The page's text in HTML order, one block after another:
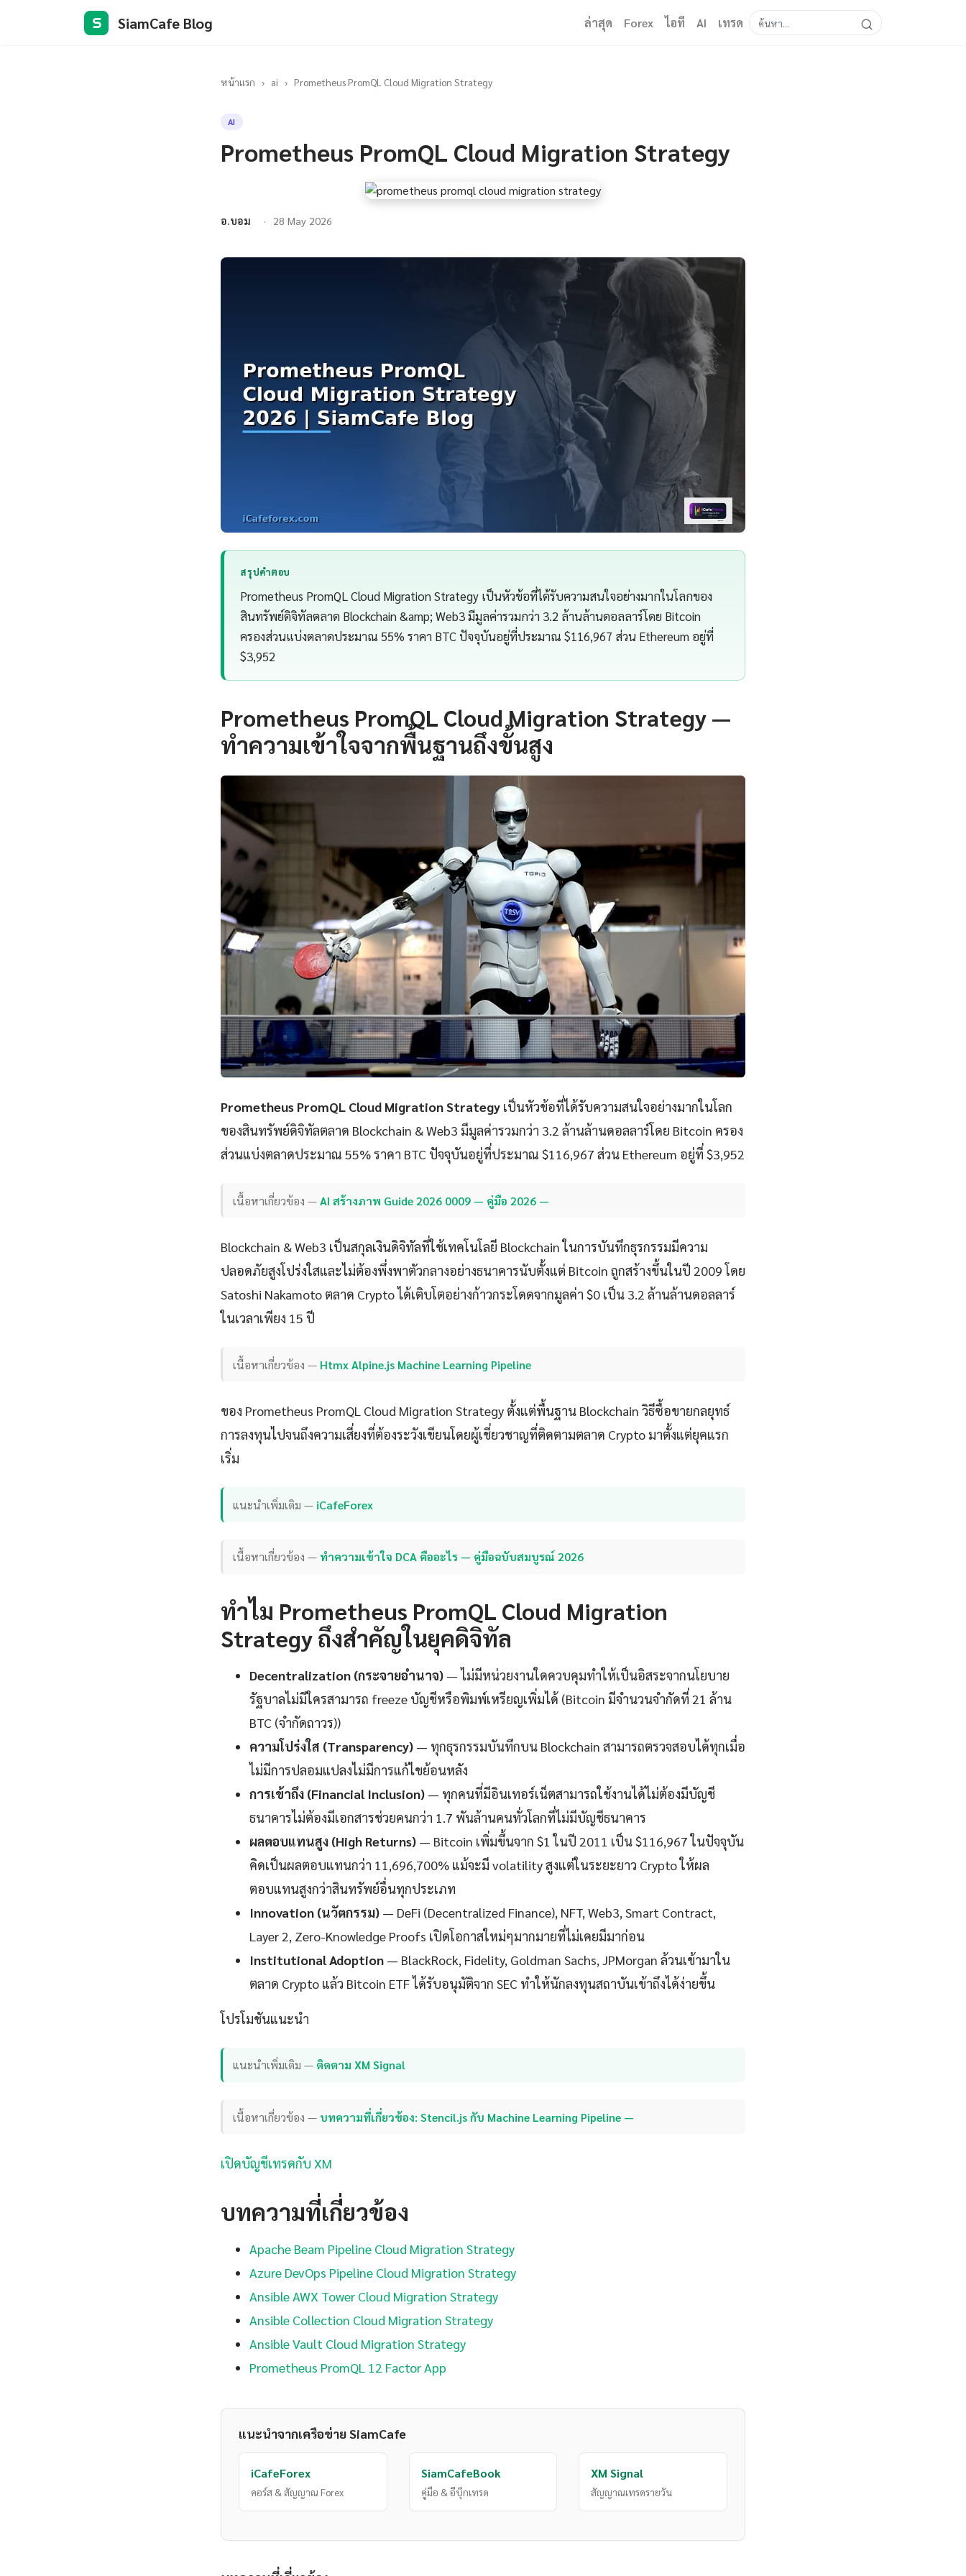
S SiamCafe Blog ล่าสุด Forex ไอที AI เทรด
หน้าแรก › ai › Prometheus PromQL Cloud Migration Strategy
AI
Prometheus PromQL Cloud Migration Strategy
อ.บอม 28 May 2026
สรุปคำตอบ
Prometheus PromQL Cloud Migration Strategy เป็นหัวข้อที่ได้รับความสนใจอย่างมากในโลกของ
สินทรัพย์ดิจิทัลตลาด Blockchain &amp; Web3 มีมูลค่ารวมกว่า 3.2 ล้านล้านดอลลาร์โดย Bitcoin
ครองส่วนแบ่งตลาดประมาณ 55% ราคา BTC ปัจจุบันอยู่ที่ประมาณ $116,967 ส่วน Ethereum อยู่ที่
$3,952
Prometheus PromQL Cloud Migration Strategy —
ทำความเข้าใจจากพื้นฐานถึงขั้นสูง
Prometheus PromQL Cloud Migration Strategy เป็นหัวข้อที่ได้รับความสนใจอย่างมากในโลก
ของสินทรัพย์ดิจิทัลตลาด Blockchain & Web3 มีมูลค่ารวมกว่า 3.2 ล้านล้านดอลลาร์โดย Bitcoin ครอง
ส่วนแบ่งตลาดประมาณ 55% ราคา BTC ปัจจุบันอยู่ที่ประมาณ $116,967 ส่วน Ethereum อยู่ที่ $3,952
เนื้อหาเกี่ยวข้อง —AI สร้างภาพ Guide 2026 0009 — คู่มือ 2026 —
Blockchain & Web3 เป็นสกุลเงินดิจิทัลที่ใช้เทคโนโลยี Blockchain ในการบันทึกธุรกรรมมีความ
ปลอดภัยสูงโปร่งใสและไม่ต้องพึ่งพาตัวกลางอย่างธนาคารนับตั้งแต่ Bitcoin ถูกสร้างขึ้นในปี 2009 โดย
Satoshi Nakamoto ตลาด Crypto ได้เติบโตอย่างก้าวกระโดดจากมูลค่า $0 เป็น 3.2 ล้านล้านดอลลาร์
ในเวลาเพียง 15 ปี
เนื้อหาเกี่ยวข้อง — Htmx Alpine.js Machine Learning Pipeline
ของ Prometheus PromQL Cloud Migration Strategy ตั้งแต่พื้นฐาน Blockchain วิธีซื้อขายกลยุทธ์
การลงทุนไปจนถึงความเสี่ยงที่ต้องระวังเขียนโดยผู้เชี่ยวชาญที่ติดตามตลาด Crypto มาตั้งแต่ยุคแรก
เริ่ม
แนะนำเพิ่มเติม — iCafeForex
เนื้อหาเกี่ยวข้อง — ทำความเข้าใจ DCA คืออะไร — คู่มือฉบับสมบูรณ์ 2026
ทำไม Prometheus PromQL Cloud Migration
Strategy ถึงสำคัญในยุคดิจิทัล
Decentralization (กระจายอำนาจ) — ไม่มีหน่วยงานใดควบคุมทำให้เป็นอิสระจากนโยบาย
รัฐบาลไม่มีใครสามารถ freeze บัญชีหรือพิมพ์เหรียญเพิ่มได้ (Bitcoin มีจำนวนจำกัดที่ 21 ล้าน
BTC (จำกัดถาวร))
ความโปร่งใส (Transparency) — ทุกธุรกรรมบันทึกบน Blockchain สามารถตรวจสอบได้ทุกเมื่อ
ไม่มีการปลอมแปลงไม่มีการแก้ไขย้อนหลัง
การเข้าถึง (Financial Inclusion) — ทุกคนที่มีอินเทอร์เน็ตสามารถใช้งานได้ไม่ต้องมีบัญชี
ธนาคารไม่ต้องมีเอกสารช่วยคนกว่า 1.7 พันล้านคนทั่วโลกที่ไม่มีบัญชีธนาคาร
ผลตอบแทนสูง (High Returns) — Bitcoin เพิ่มขึ้นจาก $1 ในปี 2011 เป็น $116,967 ในปัจจุบัน
คิดเป็นผลตอบแทนกว่า 11,696,700% แม้จะมี volatility สูงแต่ในระยะยาว Crypto ให้ผล
ตอบแทนสูงกว่าสินทรัพย์อื่นทุกประเภท
Innovation (นวัตกรรม) — DeFi (Decentralized Finance), NFT, Web3, Smart Contract,
Layer 2, Zero-Knowledge Proofs เปิดโอกาสใหม่ๆมากมายที่ไม่เคยมีมาก่อน
Institutional Adoption — BlackRock, Fidelity, Goldman Sachs, JPMorgan ล้วนเข้ามาใน
ตลาด Crypto แล้ว Bitcoin ETF ได้รับอนุมัติจาก SEC ทำให้นักลงทุนสถาบันเข้าถึงได้ง่ายขึ้น
โปรโมชันแนะนำ
แนะนำเพิ่มเติม — ติดตาม XM Signal
เนื้อหาเกี่ยวข้อง — บทความที่เกี่ยวข้อง: Stencil.js กับ Machine Learning Pipeline —
เปิดบัญชีเทรดกับ XM
บทความที่เกี่ยวข้อง
Apache Beam Pipeline Cloud Migration Strategy
Azure DevOps Pipeline Cloud Migration Strategy
Ansible AWX Tower Cloud Migration Strategy
Ansible Collection Cloud Migration Strategy
Ansible Vault Cloud Migration Strategy
Prometheus PromQL 12 Factor App
แนะนำจากเครือข่าย SiamCafe
iCafeForex
คอร์ส & สัญญาณ Forex
SiamCafeBook
คู่มือ & อีบุ๊กเทรด
XM Signal
สัญญาณเทรดรายวัน